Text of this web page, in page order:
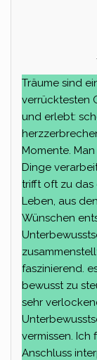
Träume sind
verrücktesten
und erlebt:
Momente.
Dinge
trifft oft zu das
Leben, aus
Wünschen
faszinierend.
bewusst zu
sehr
vermissen. Ich
Anschluss